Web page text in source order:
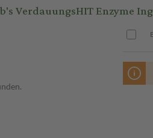
VerdauungsHIT Enzyme